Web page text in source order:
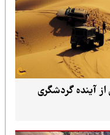
گردشگری